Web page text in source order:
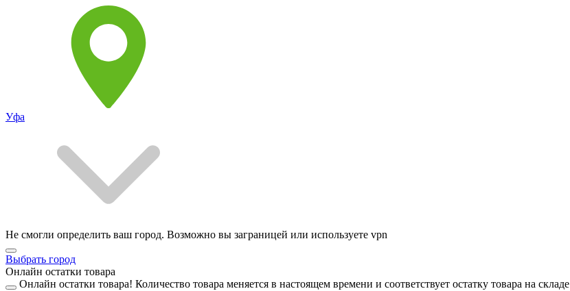
Уфа
Не смогли определить ваш город. Возможно вы заграницей или используете vpn
Выбрать город
Онлайн остатки товара
Онлайн остатки товара! Количество товара меняется в настоящем времени и соответствует остатку товара на складе